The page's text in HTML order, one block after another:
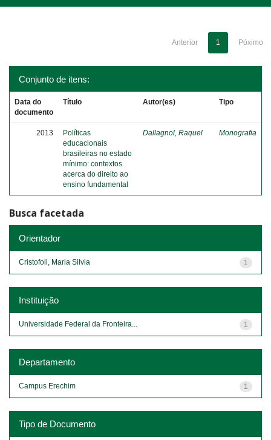
Anterior 1 Póximo
Conjunto de itens:
Data do
documento
Título Autor(es) Tipo
2013
Políticas
educacionais
brasileiras no estado
mínimo: contextos
acerca do direito ao
ensino fundamental
Dallagnol, Raquel Monografia
Busca facetada
Orientador
1
Cristofoli, Maria Silvia
Instituição
1
Universidade Federal da Fronteira...
Departamento
1
Campus Erechim
Tipo de Documento